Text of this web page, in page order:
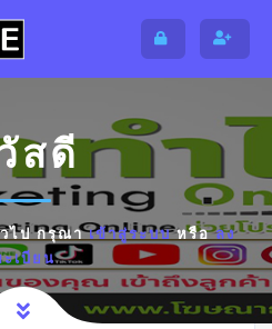
สดี
ไปกรุณาเข้าสู่ระบบหรือลง
เบียน